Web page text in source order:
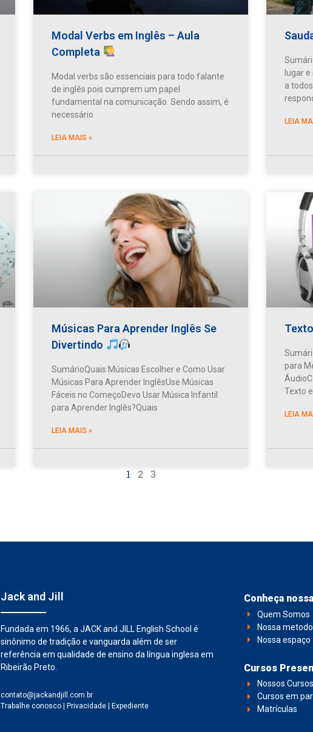
Modal Verbs em Inglês – Aula
Completa
Modal verbs são essenciais para todo falante
de inglês pois cumprem um papel
fundamental na comunicação. Sendo assim, é
necessário
LEIA MAIS »
lugar e
a todos
LEIA
Músicas Para Aprender Inglês Se
Divertindo
SumárioQuais Músicas Escolher e Como Usar
Músicas Para Aprender InglêsUse Músicas
Fáceis no ComeçoDevo Usar Música Infantil
para Aprender Inglês?Quais
LEIA MAIS »
para
Texto
LEIA
1 2 3
Jack and Jill
Fundada em 1966, a JACK and JILL English School é
sinônimo de tradição e vanguarda além de ser
referência em qualidade de ensino da língua inglesa em
Ribeirão Preto.
contato@jackandjill.com.br
Trabalhe conosco| Privacidade| Expediente
Conheça
Quem Somos
Nossa
Nossa espaço
Cursos
Nossos Cursos
Cursos em
Matrículas